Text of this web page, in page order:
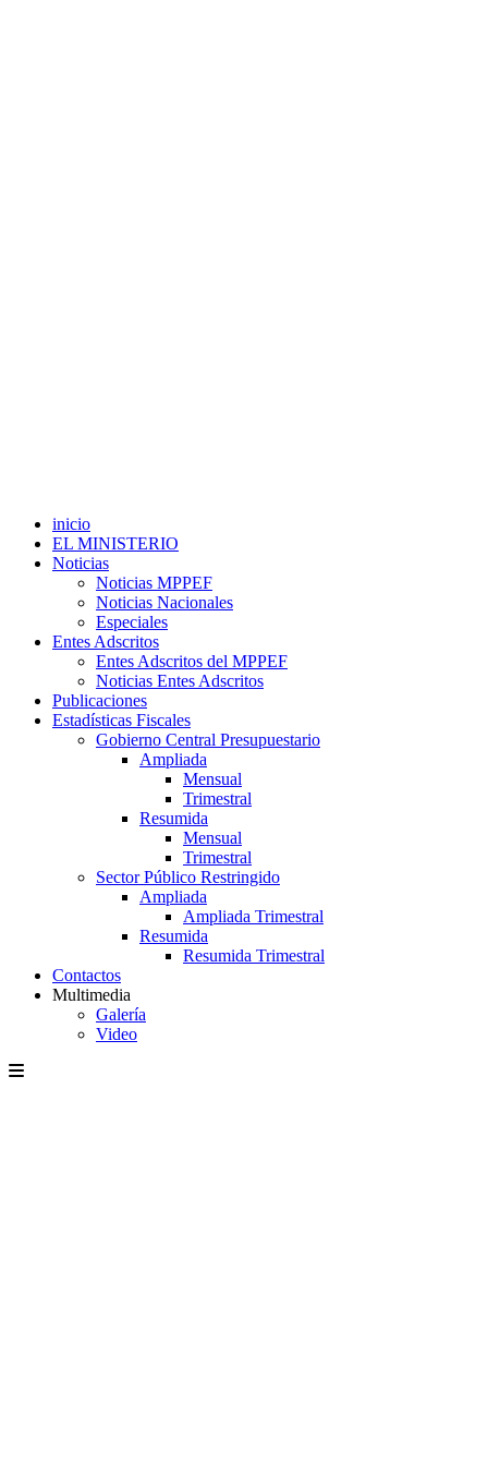
inicio
EL MINISTERIO
Noticias
Noticias MPPEF
Noticias Nacionales
Especiales
Entes Adscritos
Entes Adscritos del MPPEF
Noticias Entes Adscritos
Publicaciones
Estadísticas Fiscales
Gobierno Central Presupuestario
Ampliada
Mensual
Trimestral
Resumida
Mensual
Trimestral
Sector Público Restringido
Ampliada
Ampliada Trimestral
Resumida
Resumida Trimestral
Contactos
Multimedia
Galería
Video